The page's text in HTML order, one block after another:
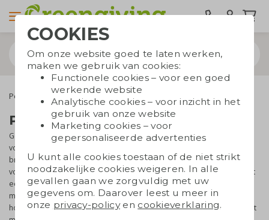
Pennen Pennen bedrukken goedkoop
Pennen bedrukken goedkoop
Goedkoop pennen bedrukkenmet een logo of tekst is een
voordelige en effectieve manier om je bedrijf of merk in beeld te
brengen. Met een bedrukte pen heb je het ideale promotiemiddel
voor evenementen, zoals beurzen en open dagen. Daarnaast is het
een praktisch kleinigheidje om aan je klanten, relaties of
medewerkers te geven. Laat je graag zien dat je duurzaamheid
hoog in het vaandel hebt staan? We hebben een breed assortiment
COOKIES
Om onze website goed te laten werken,
maken we gebruik van cookies:
Functionele cookies – voor een goed
werkende website
Analytische cookies – voor inzicht in het
gebruik van onze website
Marketing cookies – voor
gepersonaliseerde advertenties
U kunt alle cookies toestaan of de niet strikt
noodzakelijke cookies weigeren. In alle
gevallen gaan we zorgvuldig met uw
gegevens om. Daarover leest u meer in
onze privacy-policyen cookieverklaring.